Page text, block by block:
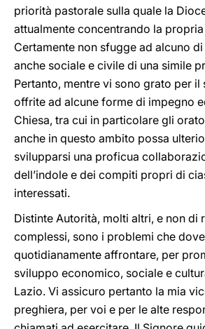
priorità pastorale sulla quale la
attualmente concentrando la
Certamente non sfugge ad alcuno
anche sociale e civile di una simile
Pertanto, mentre vi sono grato per il
offrite ad alcune forme di impegno
Chiesa, tra cui in particolare gli
anche in questo ambito possa
svilupparsi una proficua
dell’indole e dei compiti propri di
interessati.
Distinte Autorità, molti altri, e non di
complessi, sono i problemi che
quotidianamente affrontare, per
sviluppo economico, sociale e
Lazio. Vi assicuro pertanto la mia
preghiera, per voi e per le alte